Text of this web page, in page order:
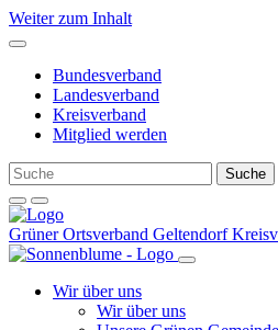
Weiter zum Inhalt
Bundesverband
Landesverband
Kreisverband
Mitglied werden
Grüner Ortsverband Geltendorf
Wir über uns
Wir über uns